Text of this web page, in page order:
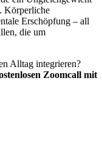
Körperliche
Erschöpfung – all
die um
Alltag integrieren?
Zoomcall mit